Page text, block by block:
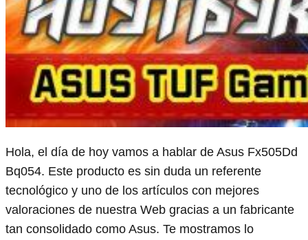
Hola, el día de hoy vamos a hablar de Asus Fx505Dd
Bq054. Este producto es sin duda un referente
tecnológico y uno de los artículos con mejores
valoraciones de nuestra Web gracias a un fabricante
tan consolidado como Asus. Te mostramos lo